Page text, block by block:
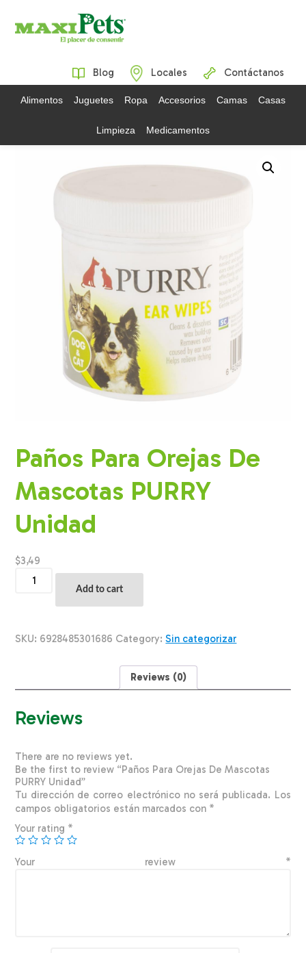
Blog Locales Contáctanos
Alimentos Juguetes Ropa Accesorios Camas Casas
Limpieza Medicamentos
Paños Para Orejas De
Mascotas PURRY
Unidad
$3,49
Para
PURRY
Add to cart
SKU: 6928485301686 Category:Sin categorizar
Reviews (0)
Reviews
There are no reviews yet.
Be the first to review “Paños Para Orejas De Mascotas
PURRY Unidad”
Tu dirección de correo electrónico no será publicada. Los
campos obligatorios están marcados con *
Your rating *
Your review *